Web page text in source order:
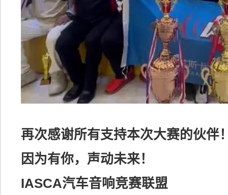
再次感谢所有支持本次大赛的伙伴
因为有你，声动未来！
IASCA汽车音响竞赛联盟